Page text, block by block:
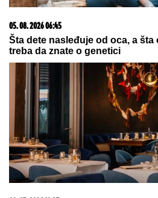
REGISTRUJ SE UZ PROMO
1500 BESPLATNIH SPINOVA